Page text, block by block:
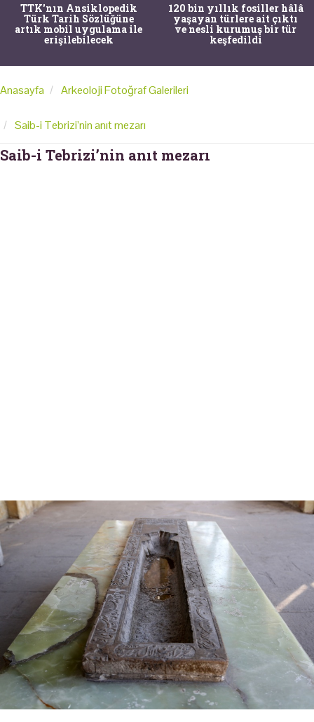
TTK'nın Ansiklopedik
Türk Tarih Sözlüğüne
artık mobil uygulama ile
erişilebilecek
120 bin yıllık fosiller hâlâ
yaşayan türlere ait çıktı
ve nesli kurumuş bir tür
keşfedildi
Anasayfa Arkeoloji Fotoğraf Galerileri
Saib-i Tebrizi’nin anıt mezarı
Saib-i Tebrizi’nin anıt mezarı